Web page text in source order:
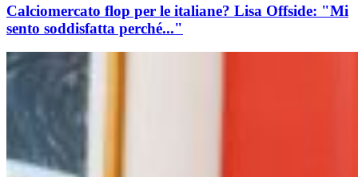
Calciomercato flop per le italiane? Lisa Offside: "Mi
sento soddisfatta perché..."